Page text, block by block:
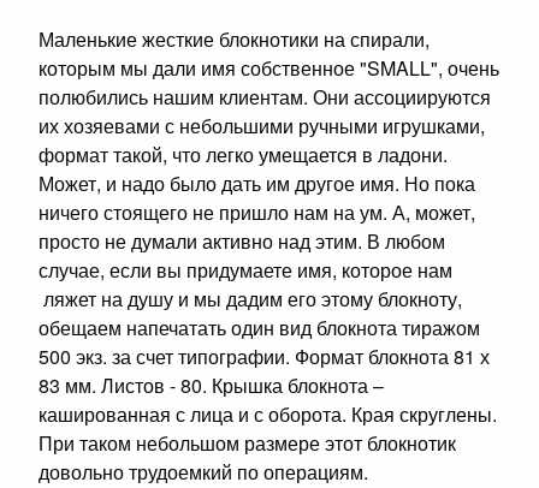
Маленькие жесткие блокнотики на спирали,
которым мы дали имя собственное "SMALL", очень
полюбились нашим клиентам. Они ассоциируются
их хозяевами с небольшими ручными игрушками,
формат такой, что легко умещается в ладони.
Может, и надо было дать им другое имя. Но пока
ничего стоящего не пришло нам на ум. А, может,
просто не думали активно над этим. В любом
случае, если вы придумаете имя, которое нам
ляжет на душу и мы дадим его этому блокноту,
обещаем напечатать один вид блокнота тиражом
500 экз. за счет типографии. Формат блокнота 81 х
83 мм. Листов - 80. Крышка блокнота –
кашированная с лица и с оборота. Края скруглены.
При таком небольшом размере этот блокнотик
довольно трудоемкий по операциям.